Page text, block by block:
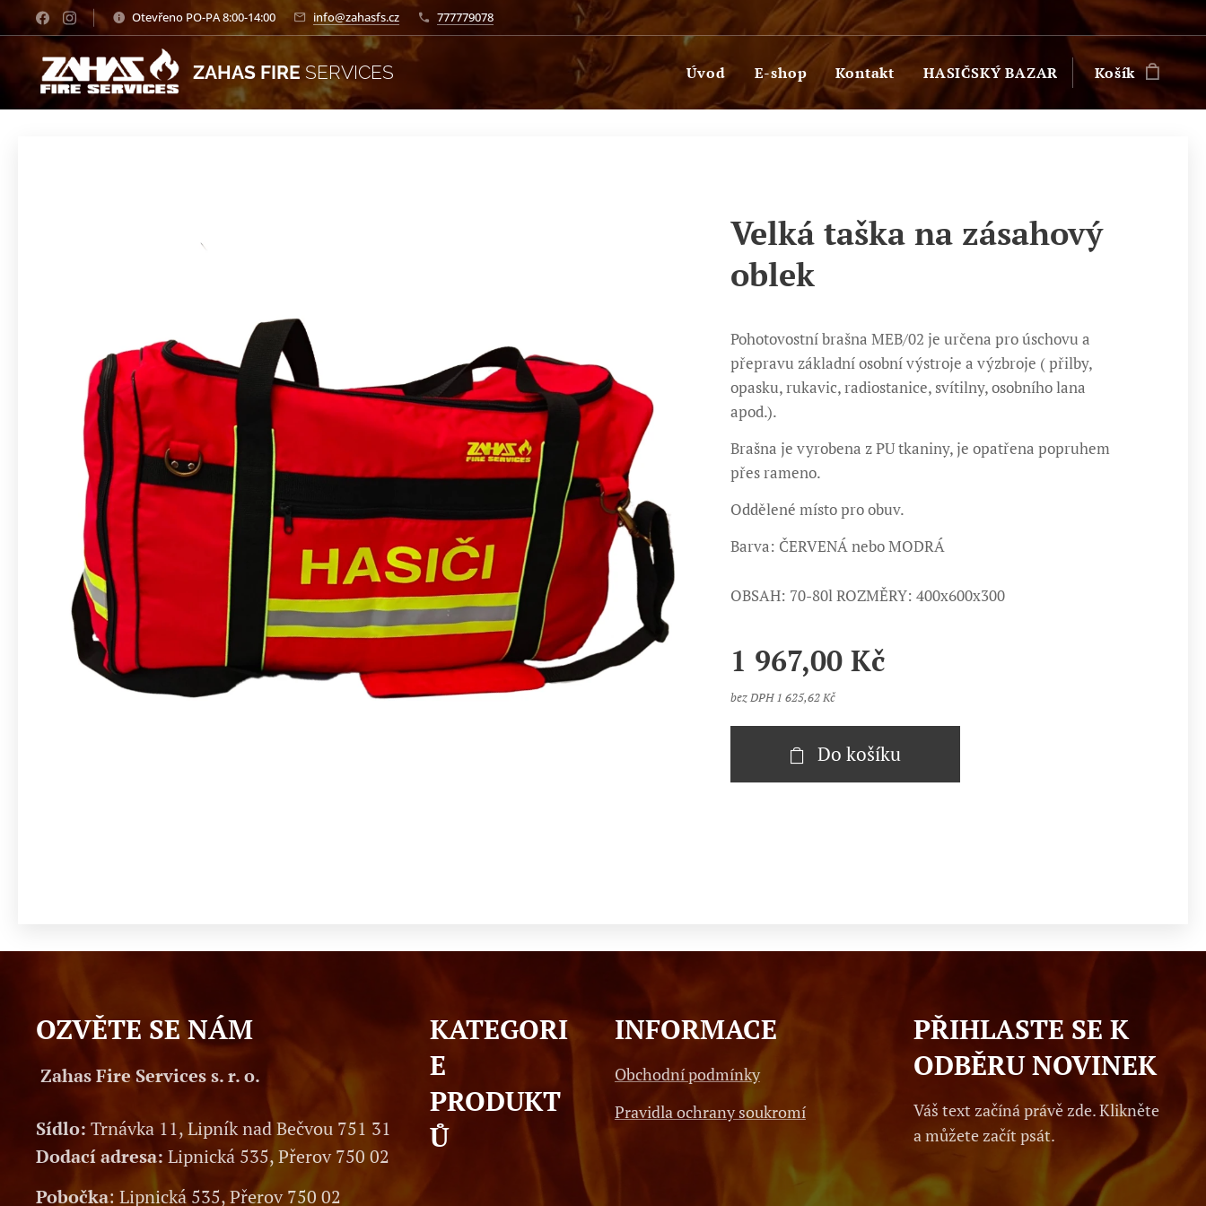
Otevřeno PO-PA 8:00-14:00 info@zahasfs.cz 777779078
ZAHAS FIRE SERVICES Úvod E-shop Kontakt HASIČSKÝ BAZAR Košík
Velká taška na zásahový
oblek
Pohotovostní brašna MEB/02 je určena pro úschovu a
přepravu základní osobní výstroje a výzbroje ( přilby,
opasku, rukavic, radiostanice, svítilny, osobního lana
apod.).
Brašna je vyrobena z PU tkaniny, je opatřena popruhem
přes rameno.
Oddělené místo pro obuv.
Barva: ČERVENÁ nebo MODRÁ
OBSAH: 70-80l ROZMĚRY: 400x600x300
1 967,00 Kč
bez DPH 1 625,62 Kč
Do košíku
OZVĚTE SE NÁM
Zahas Fire Services s. r. o.
Sídlo: Trnávka 11, Lipník nad Bečvou 751 31
Dodací adresa: Lipnická 535, Přerov 750 02
Pobočka: Lipnická 535, Přerov 750 02
KATEGORI
E
PRODUKT
Ů
INFORMACE
Obchodní podmínky
Pravidla ochrany soukromí
PŘIHLASTE SE K
ODBĚRU NOVINEK
Váš text začíná právě zde. Klikněte
a můžete začít psát.